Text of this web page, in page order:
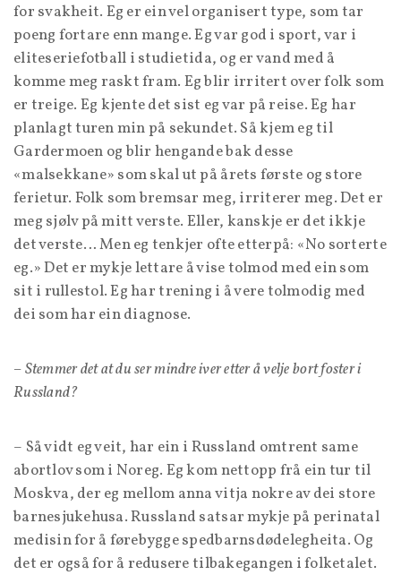
for svakheit. Eg er ein vel organisert type, som tar
poeng fortare enn mange. Eg var god i sport, var i
eliteseriefotball i studietida, og er vand med å
komme meg raskt fram. Eg blir irritert over folk som
er treige. Eg kjente det sist eg var på reise. Eg har
planlagt turen min på sekundet. Så kjem eg til
Gardermoen og blir hengande bak desse
«malsekkane» som skal ut på årets første og store
ferietur. Folk som bremsar meg, irriterer meg. Det er
meg sjølv på mitt verste. Eller, kanskje er det ikkje
det verste… Men eg tenkjer ofte etterpå: «No sorterte
eg.» Det er mykje lettare å vise tolmod med ein som
sit i rullestol. Eg har trening i å vere tolmodig med
dei som har ein diagnose.
– Stemmer det at du ser mindre iver etter å velje bort foster i
Russland?
– Så vidt eg veit, har ein i Russland omtrent same
abortlov som i Noreg. Eg kom nettopp frå ein tur til
Moskva, der eg mellom anna vitja nokre av dei store
barnesjukehusa. Russland satsar mykje på perinatal
medisin for å førebygge spedbarnsdødelegheita. Og
det er også for å redusere tilbakegangen i folketalet.